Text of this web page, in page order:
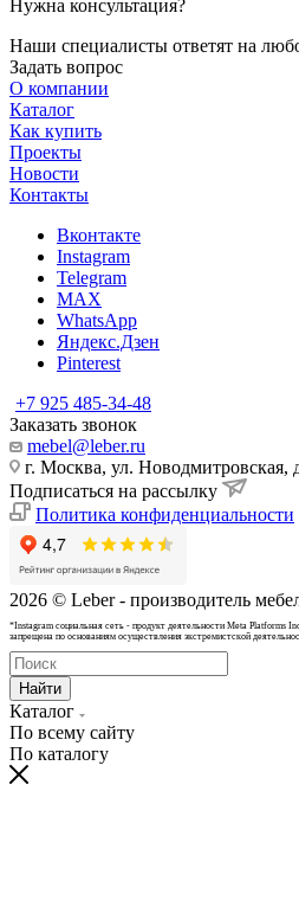
Нужна консультация?
Наши специалисты ответят на
Задать вопрос
О компании
Каталог
Как купить
Проекты
Новости
Контакты
Вконтакте
Instagram
Telegram
MAX
WhatsApp
Яндекс.Дзен
Pinterest
+7 925 485-34-48
Заказать звонок
mebel@leber.ru
г. Москва, ул. Новодмитровская,
Подписаться на рассылку
Политика конфиденциальности
2026 © Leber - производитель
*Instagram cоциальная сеть - продукт деятельности Meta Platforms
запрещена по основаниям осуществления экстремистской
Найти
Каталог
По всему сайту
По каталогу